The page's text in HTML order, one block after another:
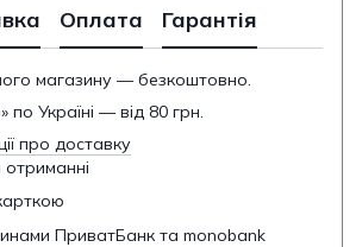
Оплата Гарантія
магазину — безкоштовно.
Україні — від 80 грн.
про доставку
отриманні
ПриватБанк та monobank